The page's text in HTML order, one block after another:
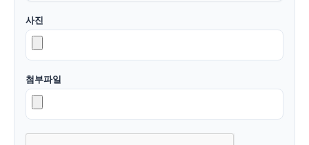
사진
첨부파일